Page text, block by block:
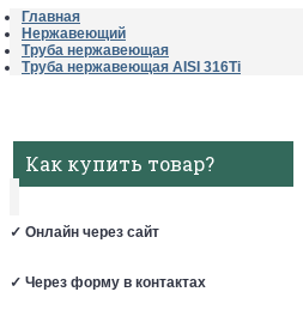
Главная
Нержавеющий
Труба нержавеющая
Труба нержавеющая AISI 316Ti
Как купить товар?
✓ Онлайн через сайт
✓ Через форму в контактах